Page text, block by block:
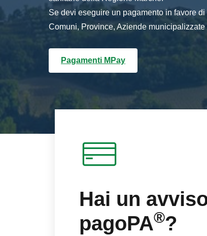
Se devi eseguire un pagamento in favore
Comuni, Province, Aziende
Pagamenti MPay
Hai un
pagoPA®?